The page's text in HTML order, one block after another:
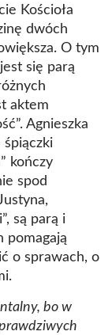
Kościoła
dwóch
O tym
się parą
aktem
Agnieszka
kończy
spod
są parą i
pomagają
o sprawach, o
bo w